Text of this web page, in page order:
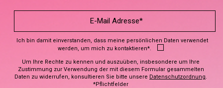
Ich bin damit einverstanden, dass meine persönlichen Daten verwendet
werden, um mich zu kontaktieren*.
Um Ihre Rechte zu kennen und auszuüben, insbesondere um Ihre
Zustimmung zur Verwendung der mit diesem Formular gesammelten
Daten zu widerrufen, konsultieren Sie bitte unsere Datenschutzordnung.
*Pflichtfelder